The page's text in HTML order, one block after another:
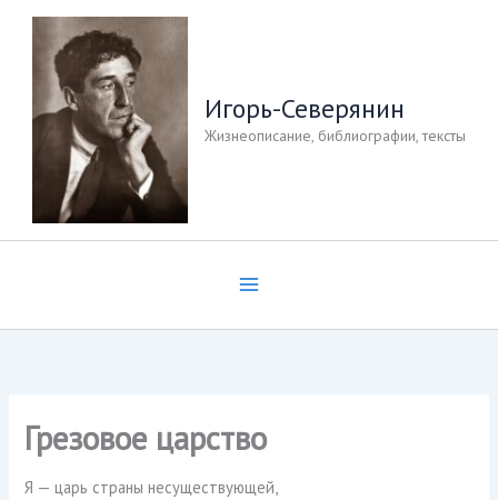
Перейти
содержимому
Игорь-Северянин
Жизнеописание, библиографии, тексты
Грезовое царство
Я — царь страны несуществующей,